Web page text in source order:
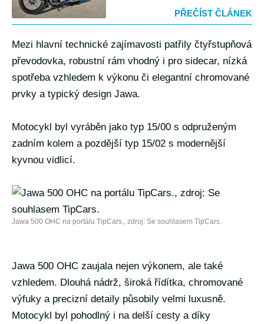
PŘEČÍST ČLÁNEK
Mezi hlavní technické zajímavosti patřily čtyřstupňová
převodovka, robustní rám vhodný i pro sidecar, nízká
spotřeba vzhledem k výkonu či elegantní chromované
prvky a typický design Jawa.
Motocykl byl vyráběn jako typ 15/00 s odpruženým
zadním kolem a pozdější typ 15/02 s modernější
kyvnou vidlicí.
Jawa 500 OHC na portálu TipCars., zdroj: Se souhlasem TipCars.
Jawa 500 OHC zaujala nejen výkonem, ale také
vzhledem. Dlouhá nádrž, široká řídítka, chromované
výfuky a precizní detaily působily velmi luxusně.
Motocykl byl pohodlný i na delší cesty a díky